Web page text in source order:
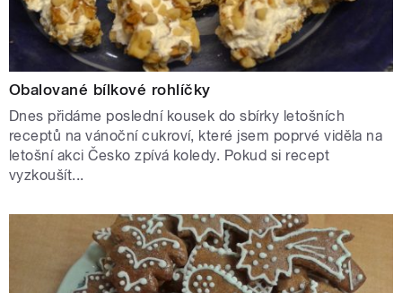
Obalované bílkové rohlíčky
Dnes přidáme poslední kousek do sbírky letošních
receptů na vánoční cukroví, které jsem poprvé viděla na
letošní akci Česko zpívá koledy. Pokud si recept
vyzkoušít...